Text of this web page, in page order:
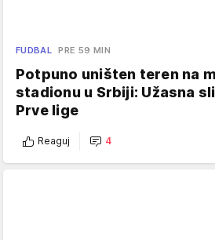
FUDBAL PRE 59 MIN
Potpuno uništen teren na
stadionu u Srbiji: Užasna
Prve lige
Reaguj 4